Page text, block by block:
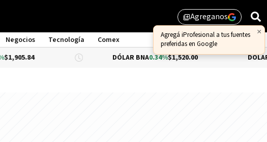
library_addAgreganos
×
Agregá iProfesional a tus fuentes
preferidas en Google
Negocios Tecnología
Comex
DÓLAR BNA0.34%$1,520.00 DÓLAR BLUE